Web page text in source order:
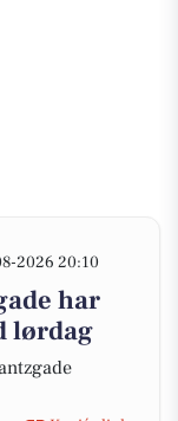
2026 20:10
har
lørdag